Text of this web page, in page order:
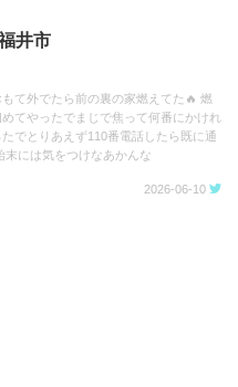
井市
て外でたら前の裏の家燃えてた🔥 燃
てやったでまじで焦って何番にかけれ
でとりあえず110番電話したら既に通
末には気をつけなあかんな
2026-06-10